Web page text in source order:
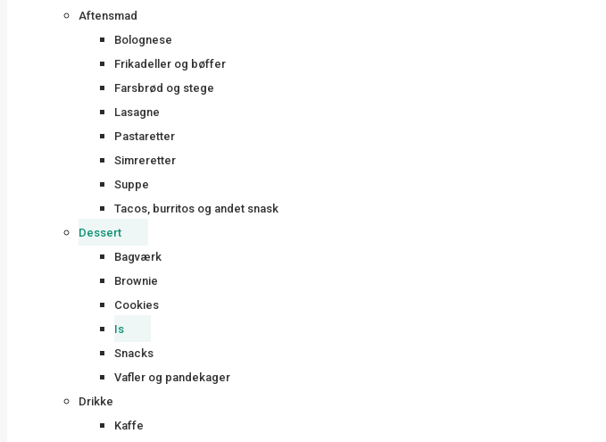
Aftensmad
Bolognese
Frikadeller og bøffer
Farsbrød og stege
Lasagne
Pastaretter
Simreretter
Suppe
Tacos, burritos og andet snask
Dessert
Bagværk
Brownie
Cookies
Is
Snacks
Vafler og pandekager
Drikke
Kaffe